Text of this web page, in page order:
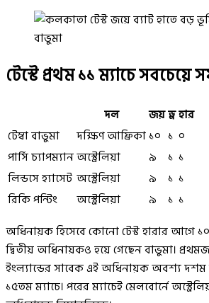
টেস্টে প্রথম ১১ ম্যাচে
দল জয়ড্রহার
টেম্বা বাভুমা
দক্ষিণ আফ্রিকা১০ ১ ০
পার্সি চ্যাপম্যানঅস্ট্রেলিয়া ৯ ১ ১
লিন্ডসে হ্যাসেট অস্ট্রেলিয়া ৯ ১ ১
রিকি পন্টিং
অস্ট্রেলিয়া ৯ ১ ১
অধিনায়ক হিসেবে কোনো টেস্ট হারার আগে
দ্বিতীয় অধিনায়কও হয়ে গেছেন বাভুমা।
ইংল্যান্ডের সাবেক এই অধিনায়ক অবশ্য দশম
১৫তম ম্যাচে। পরের ম্যাচেই মেলবোর্নে